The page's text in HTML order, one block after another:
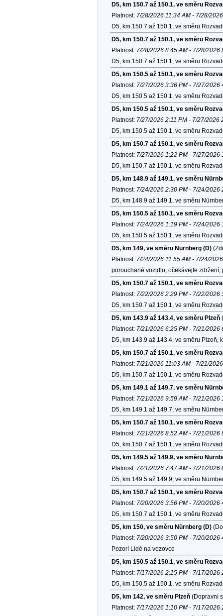
D5, km 150.7 až 150.1, ve směru
Platnost: 7/28/2026 11:34 AM - 7/28/
D5, km 150.7 až 150.1, ve směru
D5, km 150.7 až 150.1, ve směru
Platnost: 7/28/2026 8:45 AM - 7/28/2026
D5, km 150.7 až 150.1, ve směru
D5, km 150.5 až 150.1, ve směru
Platnost: 7/27/2026 3:36 PM - 7/27/2026
D5, km 150.5 až 150.1, ve směru
D5, km 150.5 až 150.1, ve směru
Platnost: 7/27/2026 2:11 PM - 7/27/2026
D5, km 150.5 až 150.1, ve směru
D5, km 150.7 až 150.1, ve směru
Platnost: 7/27/2026 1:22 PM - 7/27/2026
D5, km 150.7 až 150.1, ve směru
D5, km 148.9 až 149.1, ve směru
Platnost: 7/24/2026 2:30 PM - 7/24/2026
D5, km 148.9 až 149.1, ve směru
D5, km 150.5 až 150.1, ve směru
Platnost: 7/24/2026 1:19 PM - 7/24/2026
D5, km 150.5 až 150.1, ve směru
D5, km 149, ve směru Nürnberg (D)
Platnost: 7/24/2026 11:55 AM - 7/24/
porouchané vozidlo, očekávejte
D5, km 150.7 až 150.1, ve směru
Platnost: 7/22/2026 2:29 PM - 7/22/2026
D5, km 150.7 až 150.1, ve směru
D5, km 143.9 až 143.4, ve směru Plzeň
Platnost: 7/21/2026 6:25 PM - 7/21/2026
D5, km 143.9 až 143.4, ve směru Plzeň,
D5, km 150.7 až 150.1, ve směru
Platnost: 7/21/2026 11:03 AM - 7/21/
D5, km 150.7 až 150.1, ve směru
D5, km 149.1 až 149.7, ve směru
Platnost: 7/21/2026 9:59 AM - 7/21/2026
D5, km 149.1 až 149.7, ve směru
D5, km 150.7 až 150.1, ve směru
Platnost: 7/21/2026 8:52 AM - 7/21/2026
D5, km 150.7 až 150.1, ve směru
D5, km 149.5 až 149.9, ve směru
Platnost: 7/21/2026 7:47 AM - 7/21/2026
D5, km 149.5 až 149.9, ve směru
D5, km 150.7 až 150.1, ve směru
Platnost: 7/20/2026 3:56 PM - 7/20/2026
D5, km 150.7 až 150.1, ve směru
D5, km 150, ve směru Nürnberg (D)
Platnost: 7/20/2026 3:50 PM - 7/20/2026
Pozor! Lidé na vozovce
D5, km 150.5 až 150.1, ve směru
Platnost: 7/17/2026 2:15 PM - 7/17/2026
D5, km 150.5 až 150.1, ve směru
D5, km 142, ve směru Plzeň(Dopravní
Platnost: 7/17/2026 1:10 PM - 7/17/2026